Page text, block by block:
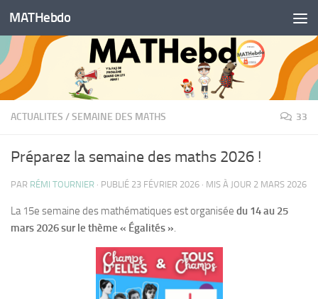
Skip to content
MATHebdo
ACTUALITES /SEMAINE DES MATHS 33
Préparez la semaine des maths 2026 !
PAR RÉMI TOURNIER · PUBLIÉ 23 FÉVRIER 2026 · MIS À JOUR 2 MARS 2026
La 15e semaine des mathématiques est organisée du 14 au 25
mars 2026 sur le thème « Égalités ».